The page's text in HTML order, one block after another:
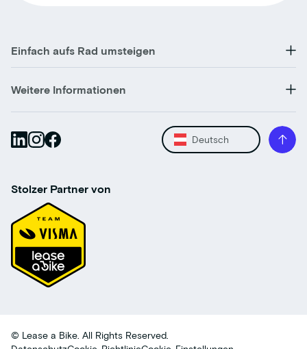
Einfach aufs Rad umsteigen
Weitere Informationen
Deutsch
Stolzer Partner von
© Lease a Bike. All Rights Reserved.